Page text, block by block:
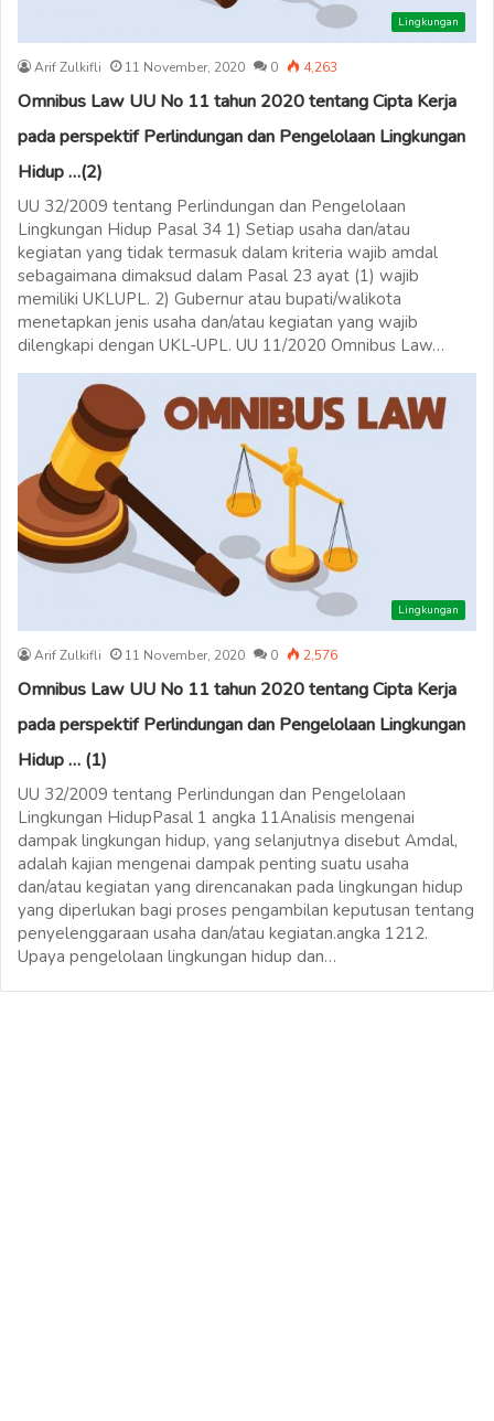
Lingkungan
Arif Zulkifli 11 November, 2020 0 4,263
Omnibus Law UU No 11 tahun 2020 tentang Cipta Kerja
pada perspektif Perlindungan dan Pengelolaan Lingkungan
Hidup …(2)
UU 32/2009 tentang Perlindungan dan Pengelolaan
Lingkungan Hidup Pasal 34 1) Setiap usaha dan/atau
kegiatan yang tidak termasuk dalam kriteria wajib amdal
sebagaimana dimaksud dalam Pasal 23 ayat (1) wajib
memiliki UKLUPL. 2) Gubernur atau bupati/walikota
menetapkan jenis usaha dan/atau kegiatan yang wajib
dilengkapi dengan UKL-UPL. UU 11/2020 Omnibus Law…
Lingkungan
Arif Zulkifli 11 November, 2020 0 2,576
Omnibus Law UU No 11 tahun 2020 tentang Cipta Kerja
pada perspektif Perlindungan dan Pengelolaan Lingkungan
Hidup … (1)
UU 32/2009 tentang Perlindungan dan Pengelolaan
Lingkungan HidupPasal 1 angka 11Analisis mengenai
dampak lingkungan hidup, yang selanjutnya disebut Amdal,
adalah kajian mengenai dampak penting suatu usaha
dan/atau kegiatan yang direncanakan pada lingkungan hidup
yang diperlukan bagi proses pengambilan keputusan tentang
penyelenggaraan usaha dan/atau kegiatan.angka 1212.
Upaya pengelolaan lingkungan hidup dan…